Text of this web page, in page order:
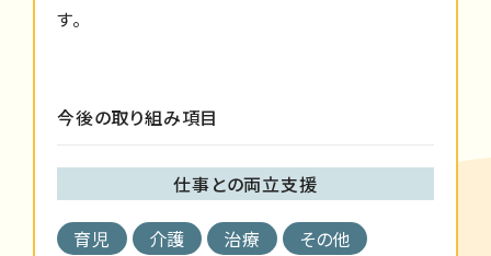
す。
今後の取り組み項目
仕事との両立支援
育児 介護 治療 その他